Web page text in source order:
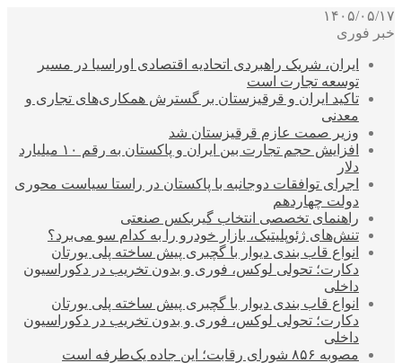
۱۴۰۵/۰۵/۱۷
خبر فوری
ایران، شریک راهبردی اتحادیه اقتصادی اوراسیا در مسیر
توسعه تجارت است
تاکید ایران و قرقیزستان بر گسترش همکاری‌های تجاری و
معدنی
وزیر صمت عازم قرقیزستان شد
افزایش حجم تجارت بین ایران و پاکستان به رقم ۱۰ میلیارد
دلار
اجرای توافقات دوجانبه با پاکستان در راستا سیاست محوری
دولت چهاردهم
راهنمای تخصصی انتخاب گیربکس صنعتی
تنش‌های ژئوپلیتیک، بازار خودرو را به کدام سو می‌برد؟
انواع قاب بندی دیوار با گچبری پیش ساخته پلی یورتان
دکارت؛ تحولی لوکس، فوری و بدون تخریب در دکوراسیون
داخلی
انواع قاب بندی دیوار با گچبری پیش ساخته پلی یورتان
دکارت؛ تحولی لوکس، فوری و بدون تخریب در دکوراسیون
داخلی
مصوبه ۸۵۶ شورای رقابت؛ این جاده یک‌طرفه است